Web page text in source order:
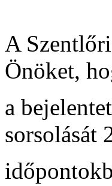
A
Önöket,
a
sorsolását